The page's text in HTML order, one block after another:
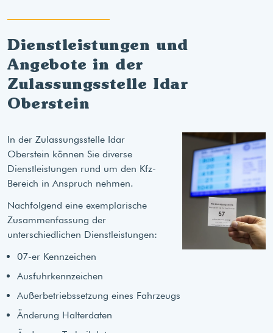
Dienstleistungen und
Angebote in der
Zulassungsstelle Idar
Oberstein
In der Zulassungsstelle Idar
Oberstein können Sie diverse
Dienstleistungen rund um den Kfz-
Bereich in Anspruch nehmen.
Nachfolgend eine exemplarische
Zusammenfassung der
unterschiedlichen Dienstleistungen:
07-er Kennzeichen
Ausfuhrkennzeichen
Außerbetriebssetzung eines Fahrzeugs
Änderung Halterdaten